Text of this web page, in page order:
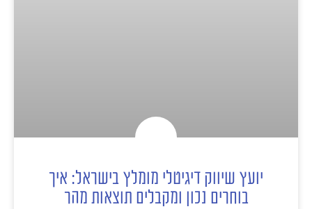
יועץ שיווק דיגיטלי מומלץ בישראל: איך
בוחרים נכון ומקבלים תוצאות מהר